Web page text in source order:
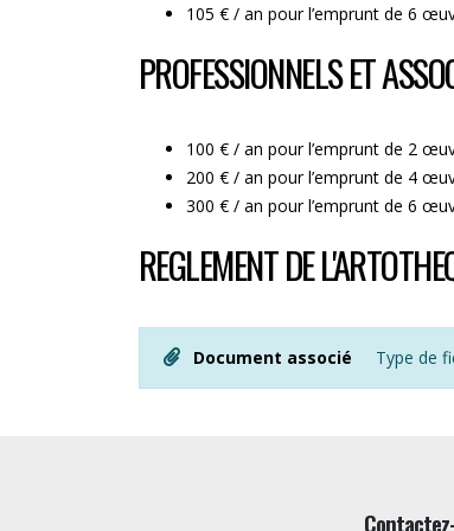
105 € / an pour l’emprunt de 6
PROFESSIONNELS ET
100 € / an pour l’emprunt de 2
200 € / an pour l’emprunt de 4
300 € / an pour l’emprunt de 6
REGLEMENT DE
Document associé Type de